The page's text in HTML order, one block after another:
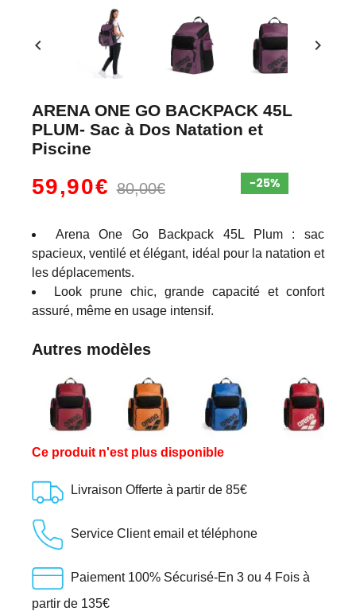
chevron_left chevron_right
ARENA ONE GO BACKPACK 45L
PLUM- Sac à Dos Natation et
Piscine
59,90€80,00€
Arena One Go Backpack 45L Plum : sac
spacieux, ventilé et élégant, idéal pour la natation et
les déplacements.
Look prune chic, grande capacité et confort
assuré, même en usage intensif.
Autres modèles
Ce produit n'est plus disponible
Livraison Offerte à partir de 85€
Service Client email et téléphone
Paiement 100% Sécurisé-En 3 ou 4 Fois à
partir de 135€